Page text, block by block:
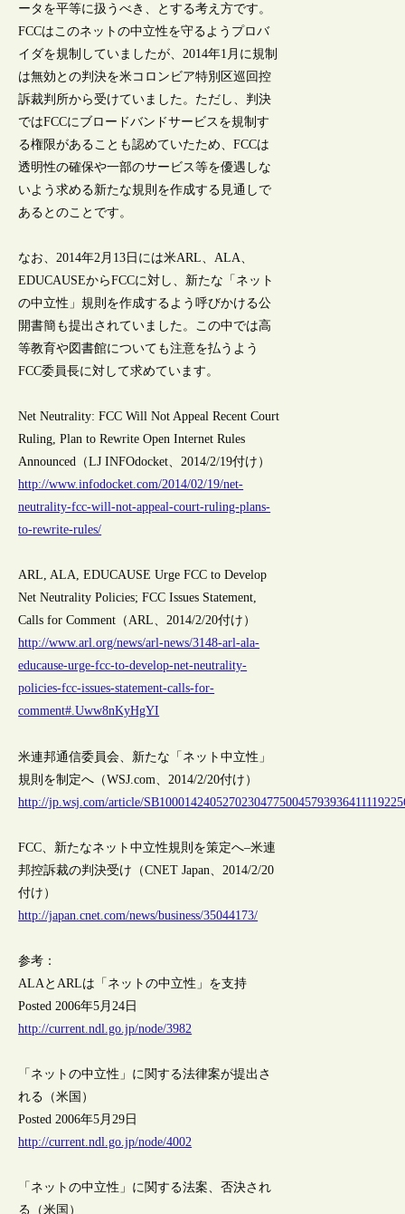
ータを平等に扱うべき、とする考え方です。
FCCはこのネットの中立性を守るようプロバ
イダを規制していましたが、2014年1月に規制
は無効との判決を米コロンビア特別区巡回控
訴裁判所から受けていました。ただし、判決
ではFCCにブロードバンドサービスを規制す
る権限があることも認めていたため、FCCは
透明性の確保や一部のサービス等を優遇しな
いよう求める新たな規則を作成する見通しで
あるとのことです。
なお、2014年2月13日には米ARL、ALA、
EDUCAUSEからFCCに対し、新たな「ネット
の中立性」規則を作成するよう呼びかける公
開書簡も提出されていました。この中では高
等教育や図書館についても注意を払うよう
FCC委員長に対して求めています。
Net Neutrality: FCC Will Not Appeal Recent Court
Ruling, Plan to Rewrite Open Internet Rules
Announced（LJ INFOdocket、2014/2/19付け）
http://www.infodocket.com/2014/02/19/net-
neutrality-fcc-will-not-appeal-court-ruling-plans-
to-rewrite-rules/
ARL, ALA, EDUCAUSE Urge FCC to Develop
Net Neutrality Policies; FCC Issues Statement,
Calls for Comment（ARL、2014/2/20付け）
http://www.arl.org/news/arl-news/3148-arl-ala-
educause-urge-fcc-to-develop-net-neutrality-
policies-fcc-issues-statement-calls-for-
comment#.Uww8nKyHgYI
米連邦通信委員会、新たな「ネット中立性」
規則を制定へ（WSJ.com、2014/2/20付け）
http://jp.wsj.com/article/
FCC、新たなネット中立性規則を策定へ–米連
邦控訴裁の判決受け（CNET Japan、2014/2/20
付け）
http://japan.cnet.com/news/business/35044173/
参考：
ALAとARLは「ネットの中立性」を支持
Posted 2006年5月24日
http://current.ndl.go.jp/node/3982
「ネットの中立性」に関する法律案が提出さ
れる（米国）
Posted 2006年5月29日
http://current.ndl.go.jp/node/4002
「ネットの中立性」に関する法案、否決され
る（米国）